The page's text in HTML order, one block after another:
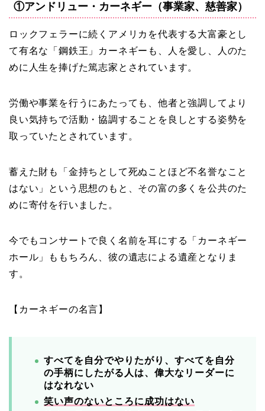
①アンドリュー・カーネギー（事業家、慈善家）
ロックフェラーに続くアメリカを代表する大富豪とし
て有名な「鋼鉄王」カーネギーも、人を愛し、人のた
めに人生を捧げた篤志家とされています。
労働や事業を行うにあたっても、他者と強調してより
良い気持ちで活動・協調することを良しとする姿勢を
取っていたとされています。
蓄えた財も「金持ちとして死ぬことほど不名誉なこと
はない」という思想のもと、その富の多くを公共のた
めに寄付を行いました。
今でもコンサートで良く名前を耳にする「カーネギー
ホール」ももちろん、彼の遺志による遺産となりま
す。
【カーネギーの名言】
すべてを自分でやりたがり、すべてを自分
の手柄にしたがる人は、偉大なリーダーに
はなれない
笑い声のないところに成功はない